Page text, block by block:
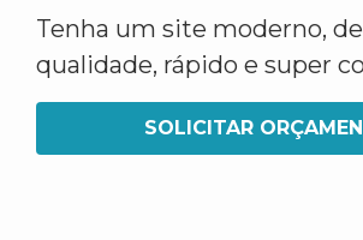
Tenha um site moderno,
qualidade, rápido e super
SOLICITAR